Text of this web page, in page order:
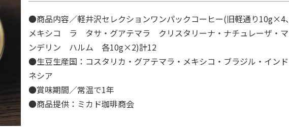
●商品内容／軽井沢セレクションワンパックコーヒー(旧軽通り10g×4、
メキシコ ラ タサ・グアテマラ クリスタリーナ・ナチュレーザ・マ
ンデリン ハルム 各10g×2)計12
●生豆生産国：コスタリカ・グアテマラ・メキシコ・ブラジル・インド
ネシア
●賞味期間／常温で1年
●商品提供：ミカド珈琲商会